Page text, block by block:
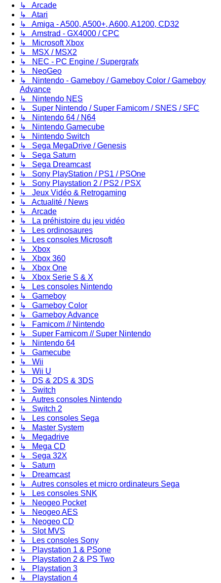
↳ Arcade
↳ Atari
↳ Amiga - A500, A500+, A600, A1200, CD32
↳ Amstrad - GX4000 / CPC
↳ Microsoft Xbox
↳ MSX / MSX2
↳ NEC - PC Engine / Supergrafx
↳ NeoGeo
↳ Nintendo - Gameboy / Gameboy Color / Gameboy
Advance
↳ Nintendo NES
↳ Super Nintendo / Super Famicom / SNES / SFC
↳ Nintendo 64 / N64
↳ Nintendo Gamecube
↳ Nintendo Switch
↳ Sega MegaDrive / Genesis
↳ Sega Saturn
↳ Sega Dreamcast
↳ Sony PlayStation / PS1 / PSOne
↳ Sony Playstation 2 / PS2 / PSX
↳ Jeux Vidéo & Retrogaming
↳ Actualité / News
↳ Arcade
↳ La préhistoire du jeu vidéo
↳ Les ordinosaures
↳ Les consoles Microsoft
↳ Xbox
↳ Xbox 360
↳ Xbox One
↳ Xbox Serie S & X
↳ Les consoles Nintendo
↳ Gameboy
↳ Gameboy Color
↳ Gameboy Advance
↳ Famicom // Nintendo
↳ Super Famicom // Super Nintendo
↳ Nintendo 64
↳ Gamecube
↳ Wii
↳ Wii U
↳ DS & 2DS & 3DS
↳ Switch
↳ Autres consoles Nintendo
↳ Switch 2
↳ Les consoles Sega
↳ Master System
↳ Megadrive
↳ Mega CD
↳ Sega 32X
↳ Saturn
↳ Dreamcast
↳ Autres consoles et micro ordinateurs Sega
↳ Les consoles SNK
↳ Neogeo Pocket
↳ Neogeo AES
↳ Neogeo CD
↳ Slot MVS
↳ Les consoles Sony
↳ Playstation 1 & PSone
↳ Playstation 2 & PS Two
↳ Playstation 3
↳ Playstation 4